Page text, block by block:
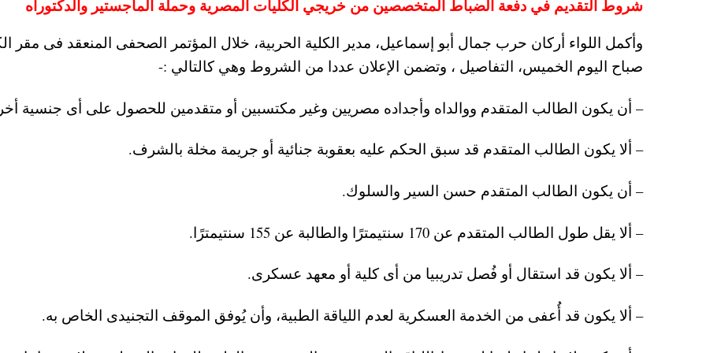
شروط التقديم في دفعة الضباط المتخصصين من خريجي الكليات المصرية وحملة الماجستير والدكتوراه
وأكمل اللواء أركان حرب جمال أبو إسماعيل، مدير الكلية الحربية، خلال المؤتمر الصحفى المنعقد فى مقر
صباح اليوم الخميس، التفاصيل ، وتضمن الإعلان عددا من الشروط وهي كالتالي :-
– أن يكون الطالب المتقدم ووالداه وأجداده مصريين وغير مكتسبين أو متقدمين للحصول على أى جنسية
– ألا يكون الطالب المتقدم قد سبق الحكم عليه بعقوبة جنائية أو جريمة مخلة بالشرف.
– أن يكون الطالب المتقدم حسن السير والسلوك.
– ألا يقل طول الطالب المتقدم عن 170 سنتيمترًا والطالبة عن 155 سنتيمترًا.
– ألا يكون قد استقال أو فُصل تدريبيا من أى كلية أو معهد عسكرى.
– ألا يكون قد أُعفى من الخدمة العسكرية لعدم اللياقة الطبية، وأن يُوفق الموقف التجنيدى الخاص به.